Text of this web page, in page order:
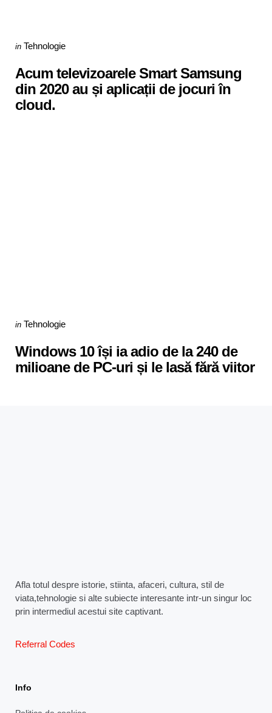
Categories
Posted
in Tehnologie
Acum televizoarele Smart Samsung
din 2020 au și aplicații de jocuri în
cloud.
Categories
Posted
in Tehnologie
Windows 10 își ia adio de la 240 de
milioane de PC-uri și le lasă fără viitor
Afla totul despre istorie, stiinta, afaceri, cultura, stil de
viata,tehnologie si alte subiecte interesante intr-un singur loc
prin intermediul acestui site captivant.
Referral Codes
Info